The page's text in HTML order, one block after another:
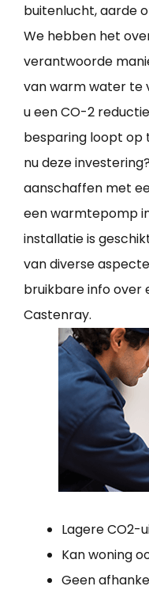
buitenlucht, aarde
We hebben het
verantwoorde
van warm water te
u een CO-2
besparing loopt op
nu deze
aanschaffen met
een warmtepomp
installatie is
van diverse
bruikbare info over
Castenray.
Lagere CO2-
Kan woning
Geen